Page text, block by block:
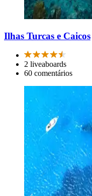
Ilhas Turcas e Caicos
2 liveaboards
60 comentários